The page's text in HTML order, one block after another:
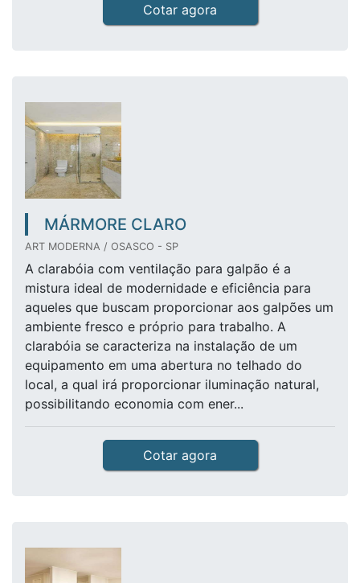
Cotar agora
MÁRMORE CLARO
ART MODERNA / OSASCO - SP
A clarabóia com ventilação para galpão é a
mistura ideal de modernidade e eficiência para
aqueles que buscam proporcionar aos galpões um
ambiente fresco e próprio para trabalho. A
clarabóia se caracteriza na instalação de um
equipamento em uma abertura no telhado do
local, a qual irá proporcionar iluminação natural,
possibilitando economia com ener...
Cotar agora